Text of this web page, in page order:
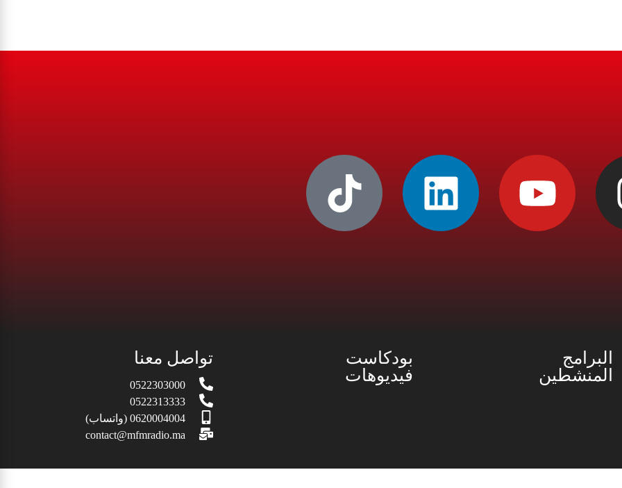
البرامج
المنشطين
بودكاست
فيديوهات
تواصل معنا
0522303000
0522313333
0620004004 (واتساب)
contact@mfmradio.ma